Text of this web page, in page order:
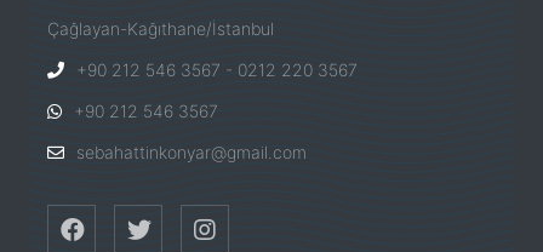
Çağlayan-Kağıthane/İstanbul
+90 212 546 3567 - 0212 220 3567
+90 212 546 3567
sebahattinkonyar@gmail.com